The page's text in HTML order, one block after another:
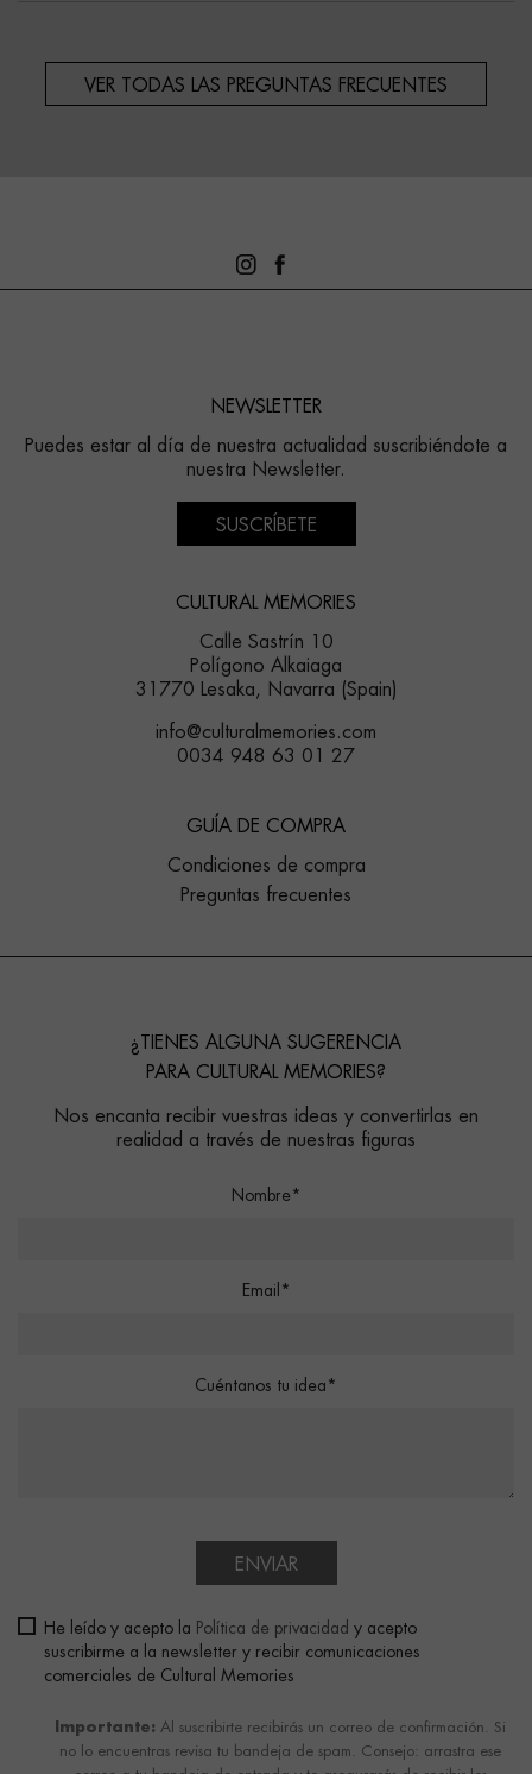
VER TODAS LAS PREGUNTAS FRECUENTES
NEWSLETTER
Puedes estar al día de nuestra actualidad suscribiéndote a
nuestra Newsletter.
SUSCRÍBETE
CULTURAL MEMORIES
Calle Sastrín 10
Polígono Alkaiaga
31770 Lesaka, Navarra (Spain)
info@culturalmemories.com
0034 948 63 01 27
GUÍA DE COMPRA
Condiciones de compra
Preguntas frecuentes
¿TIENES ALGUNA SUGERENCIA
PARA CULTURAL MEMORIES?
Nos encanta recibir vuestras ideas y convertirlas en
realidad a través de nuestras figuras
Nombre*
Email*
Cuéntanos tu idea*
ENVIAR
He leído y acepto la Política de privacidad y acepto
suscribirme a la newsletter y recibir comunicaciones
comerciales de Cultural Memories
Importante: Al suscribirte recibirás un correo de confirmación. Si
no lo encuentras revisa tu bandeja de spam. Consejo: arrastra ese